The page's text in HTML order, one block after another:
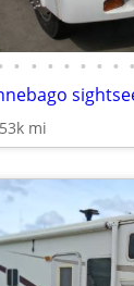
• • • • • • • •
53k mi